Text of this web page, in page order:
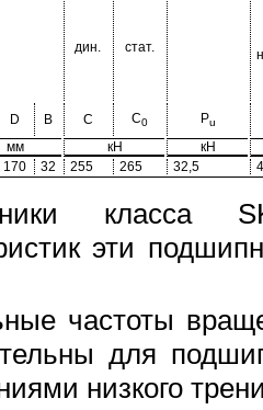
дин. стат.
D B C C0 Pu
мм кН
кН
170 32 255 265 32,5
класса
эти
частоты
для
низкого